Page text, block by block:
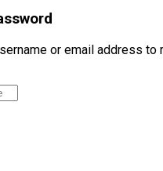
or email address to